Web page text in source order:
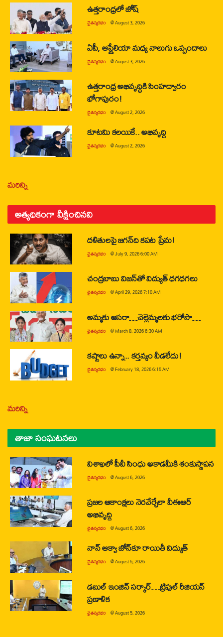
ఉత్తరాంధ్రలో జోష్
చైతన్యరధం @August 3, 2026
ఏపీ, ఆస్ట్రేలియా మధ్య నాలుగు ఒప్పందాలు
చైతన్యరధం @August 3, 2026
ఉత్తరాంధ్ర అభివృద్ధికి సింహద్వారం
భోగాపురం!
చైతన్యరధం @August 2, 2026
కూటమి కలయికే.. అభివృద్ధి
చైతన్యరధం @August 2, 2026
మరిన్ని
అత్యధికంగా వీక్షించినవి
దళితులపై జగన్‌ది కపట ప్రేమ!
చైతన్యరధం @July 9, 2026 6:00 AM
చంద్రబాబు విజన్‌తో విద్యుత్ ధగధగలు
చైతన్యరధం @April 29, 2026 7:10 AM
అమ్మకు ఆసరా…చెల్లెమ్మలకు భరోసా…
చైతన్యరధం @March 8, 2026 6:30 AM
కష్టాలు ఉన్నా.. కర్తవ్యం వీడలేదు!
చైతన్యరధం @February 18, 2026 6:15 AM
మరిన్ని
తాజా సంఘటనలు
విశాఖలో పీవీ సింధు అకాడమీకి శంకుస్థాపన
చైతన్యరధం @August 6, 2026
ప్రజల ఆకాంక్షలు నెరవేర్చేలా వీఈఆర్
అభివృద్ధి
చైతన్యరధం @August 6, 2026
నాన్ ఆక్వా జోన్‌కూ రాయితీ విద్యుత్
చైతన్యరధం @August 5, 2026
డబుల్ ఇంజిన్ సర్కార్…ట్రిపుల్ రీజియన్
ప్రణాళిక
చైతన్యరధం @August 5, 2026